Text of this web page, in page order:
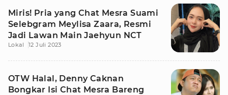
Miris! Pria yang Chat Mesra Suami
Selebgram Meylisa Zaara, Resmi
Jadi Lawan Main Jaehyun NCT
Lokal 12 Juli 2023
OTW Halal, Denny Caknan
Bongkar Isi Chat Mesra Bareng